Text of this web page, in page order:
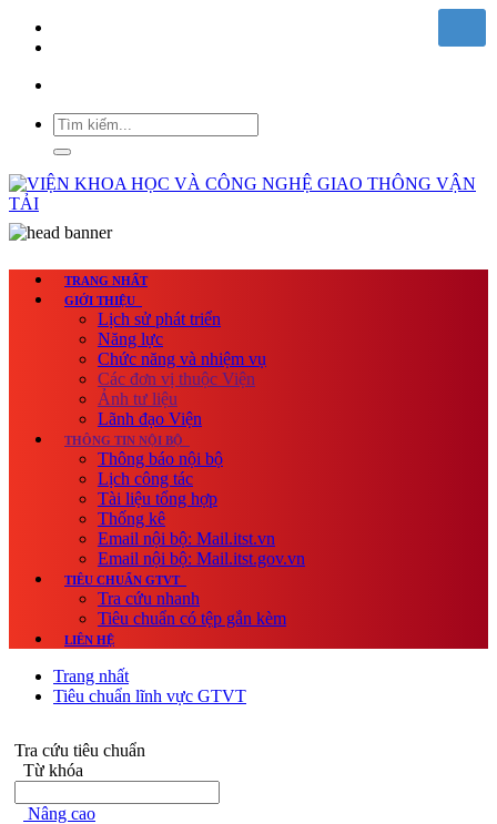
TRANG NHẤT
GIỚI THIỆU
Lịch sử phát triển
Năng lực
Chức năng và nhiệm vụ
Các đơn vị thuộc Viện
Ảnh tư liệu
Lãnh đạo Viện
THÔNG TIN NỘI BỘ
Thông báo nội bộ
Lịch công tác
Tài liệu tổng hợp
Thống kê
Email nội bộ: Mail.itst.vn
Email nội bộ: Mail.itst.gov.vn
TIÊU CHUẨN GTVT
Tra cứu nhanh
Tiêu chuẩn có tệp gắn kèm
LIÊN HỆ
Trang nhất
Tiêu chuẩn lĩnh vực GTVT
Tra cứu tiêu chuẩn
Từ khóa
Nâng cao